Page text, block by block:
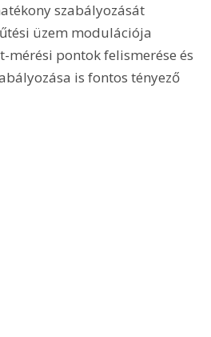
szabályozását
üzem modulációja
mérési pontok felismerése és
is fontos tényező